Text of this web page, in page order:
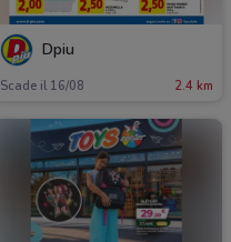
Dpiu
Scade il 16/08 2.4 km